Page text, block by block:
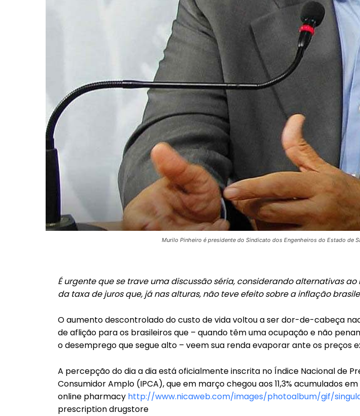
Murilo Pinheiro é presidente do Sindicato dos Engenheiros do Estado de
É urgente que se trave uma discussão séria, considerando alternativas
da taxa de juros que, já nas alturas, não teve efeito sobre a inflação
O aumento descontrolado do custo de vida voltou a ser dor-de-cabeça
de aflição para os brasileiros que – quando têm uma ocupação e não
o desemprego que segue alto – veem sua renda evaporar ante os preços
A percepção do dia a dia está oficialmente inscrita no Índice Nacional de
Consumidor Amplo (IPCA), que em março chegou aos 11,3% acumulados em
online pharmacy http://www.nicaweb.com/images/photoalbum/gif/
prescription drugstore